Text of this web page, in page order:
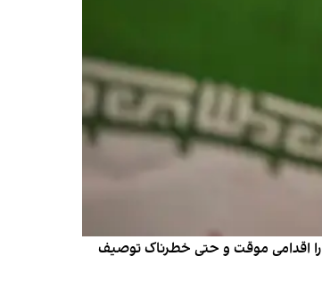
اقدامی موقت و حتی خطرناک توصیف